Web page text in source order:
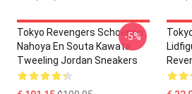
Tokyo Revengers Schoenen:
Nahoya En Souta Kawata
Tweeling Jordan Sneakers
-5%